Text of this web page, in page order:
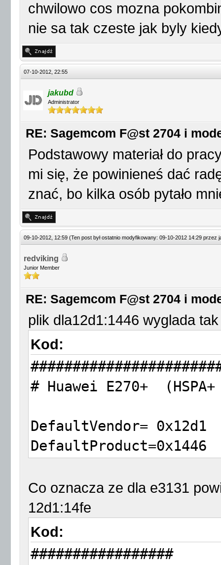
chwilowo cos mozna
nie sa tak czeste jak byly
07-10-2012, 22:55
jakubd
Administrator
RE: Sagemcom F@st 2704 i
Podstawowy materiał do
mi się, że powinieneś dać
znać, bo kilka osób pytało
09-10-2012, 12:59 (Ten post był ostatnio modyfikowany: 09-10-2012 14:29 przez
redviking
Junior Member
RE: Sagemcom F@st 2704 i
plik dla12d1:1446 wyglada tak
Kod:
# Huawei E270+ (HSPA+
DefaultVendor= 0x12d1
DefaultProduct=0x1446
TargetVendor= 0x12d1
CheckSuccess=20
Co oznacza ze dla e3131
12d1:14fe
Kod:
#################